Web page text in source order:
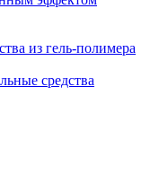
из гель-полимера
средства